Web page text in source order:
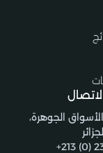
الأسواق الجوهرة،
+213 (0)